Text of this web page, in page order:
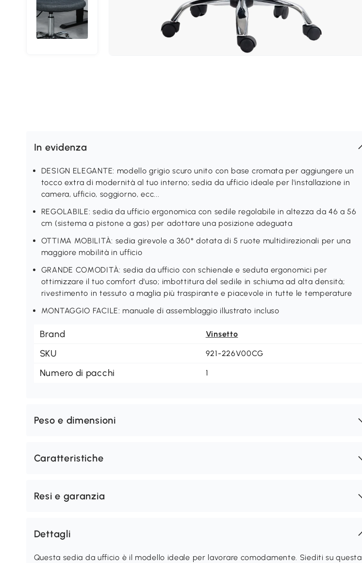
In evidenza
DESIGN ELEGANTE: modello grigio scuro unito con base cromata per aggiungere un
tocco extra di modernità al tuo interno; sedia da ufficio ideale per l'installazione in
camera, ufficio, soggiorno, ecc...
REGOLABILE: sedia da ufficio ergonomica con sedile regolabile in altezza da 46 a 56
cm (sistema a pistone a gas) per adottare una posizione adeguata
OTTIMA MOBILITÀ: sedia girevole a 360° dotata di 5 ruote multidirezionali per una
maggiore mobilità in ufficio
GRANDE COMODITÀ: sedia da ufficio con schienale e seduta ergonomici per
ottimizzare il tuo comfort d'uso; imbottitura del sedile in schiuma ad alta densità;
rivestimento in tessuto a maglia più traspirante e piacevole in tutte le temperature
MONTAGGIO FACILE: manuale di assemblaggio illustrato incluso
Brand Vinsetto
SKU 921-226V00CG
Numero di pacchi 1
Peso e dimensioni
Caratteristiche
Resi e garanzia
Dettagli
Questa sedia da ufficio è il modello ideale per lavorare comodamente. Siediti su questa